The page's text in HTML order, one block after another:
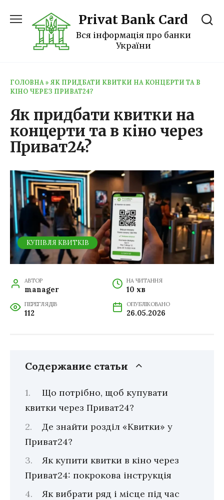
до
Privat Bank Card
Вся інформація про банки
України
ГОЛОВНА » ЯК ПРИДБАТИ КВИТКИ НА КОНЦЕРТИ ТА В
КІНО ЧЕРЕЗ ПРИВАТ24?
Як придбати квитки на
концерти та в кіно через
Приват24?
КУПІВЛЯ КВИТКІВ
АВТОР
manager
НА ЧИТАННЯ
10 хв
ПЕРЕГЛЯДІВ
112
ОПУБЛІКОВАНО
26.05.2026
Содержание статьи
Що потрібно, щоб купувати
квитки через Приват24?
Де знайти розділ «Квитки» у
Приват24?
Як купити квитки в кіно через
Приват24: покрокова інструкція
Як вибрати ряд і місце під час